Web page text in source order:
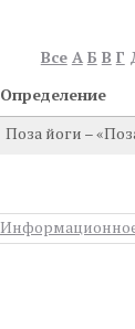
Все А Б В Г
Определение
Поза йоги –